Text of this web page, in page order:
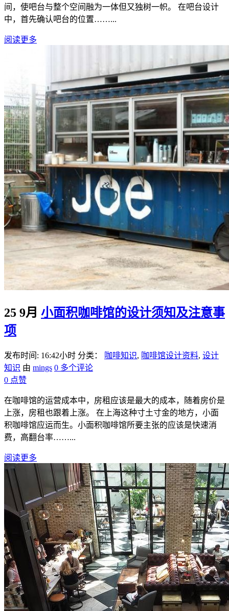
间，使吧台与整个空间融为一体但又独树一帜。 在吧台设计
中，首先确认吧台的位置……...
阅读更多
25 9月 小面积咖啡馆的设计须知及注意事
项
发布时间: 16:42小时 分类： 咖啡知识, 咖啡馆设计资料, 设计
知识 由 mings 0 多个评论
0 点赞
在咖啡馆的运营成本中，房租应该是最大的成本，随着房价是
上涨，房租也跟着上涨。 在上海这种寸土寸金的地方，小面
积咖啡馆应运而生。小面积咖啡馆所要主张的应该是快速消
费，高翻台率……...
阅读更多